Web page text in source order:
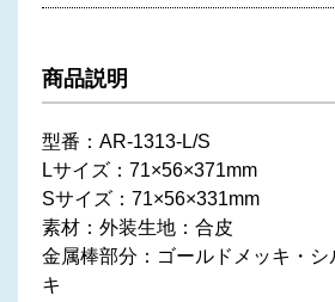
商品説明
型番：AR-1313-L/S
Lサイズ：71×56×371mm
Sサイズ：71×56×331mm
素材：外装生地：合皮
金属棒部分：ゴールドメッキ・シ
キ